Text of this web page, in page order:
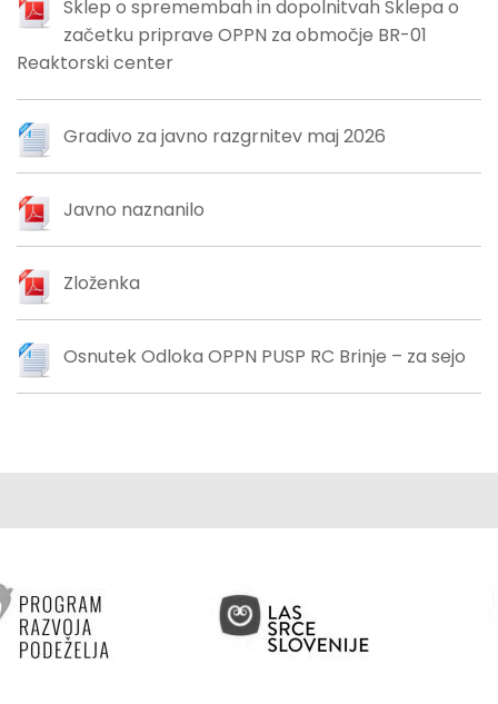
Sklep o spremembah in dopolnitvah Sklepa o
začetku priprave OPPN za območje BR-01
Reaktorski center
Gradivo za javno razgrnitev maj 2026
Javno naznanilo
Zloženka
Osnutek Odloka OPPN PUSP RC Brinje – za sejo